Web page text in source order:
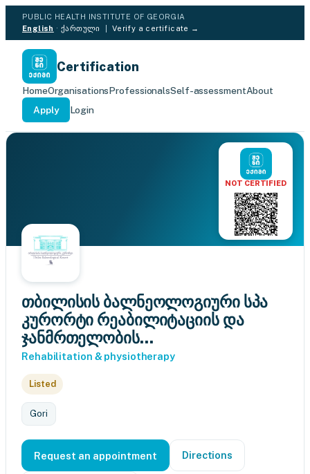
PUBLIC HEALTH INSTITUTE OF GEORGIA
English ·ქართული Verify a certificate →
Certification
HomeOrganisationsProfessionalsSelf-assessmentAbout
Apply
Login
NOT CERTIFIED
თბილისის ბალნეოლოგიური სპა
კურორტი რეაბილიტაციის და
ჯანმრთელობის...
Rehabilitation & physiotherapy
Listed
Gori
Request an appointment Directions